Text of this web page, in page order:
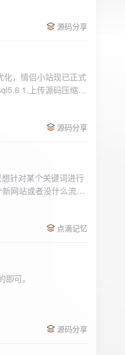
适应和享受我们的社
源码分享
化，情侣小站现已正式
1.上传源码压缩包
源码分享
针对某个关键词进行
网站或者没什么流量
点滴记忆
可。
源码分享